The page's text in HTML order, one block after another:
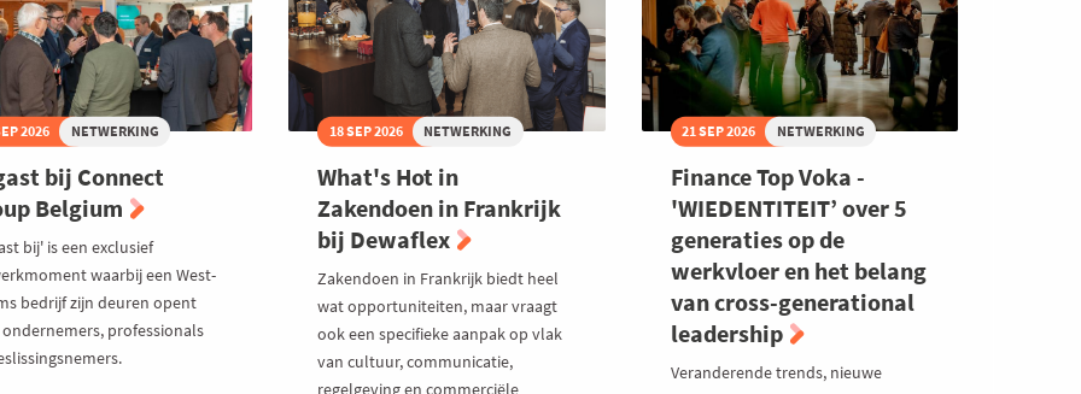
2026 NETWERKING
bij Connect
Belgium
bij' is een exclusief
waarbij een West-
bedrijf zijn deuren opent
professionals
18 SEP 2026 NETWERKING
What's Hot in
Zakendoen in Frankrijk
bij Dewaflex
Zakendoen in Frankrijk biedt heel
wat opportuniteiten, maar vraagt
ook een specifieke aanpak op vlak
van cultuur, communicatie,
regelgeving en commerciële
21 SEP 2026 NETWERKING
Finance Top Voka -
'WIEDENTITEIT’ over 5
generaties op de
werkvloer en het belang
van cross-generational
leadership
Veranderende trends, nieuwe